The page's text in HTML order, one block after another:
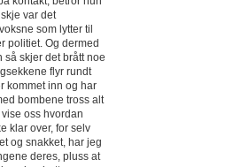
var det
som lytter til
politiet. Og dermed
så skjer det brått noe
flyr rundt
kommet inn og har
bombene tross alt
oss hvordan
klar over, for selv
og snakket, har jeg
deres, pluss at